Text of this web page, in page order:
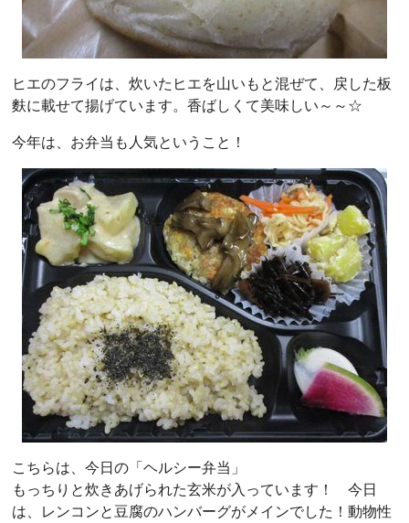
ヒエのフライは、炊いたヒエを山いもと混ぜて、戻した板
麩に載せて揚げています。香ばしくて美味しい～～☆
今年は、お弁当も人気ということ！
こちらは、今日の「ヘルシー弁当」
もっちりと炊きあげられた玄米が入っています！ 今日
は、レンコンと豆腐のハンバーグがメインでした！動物性